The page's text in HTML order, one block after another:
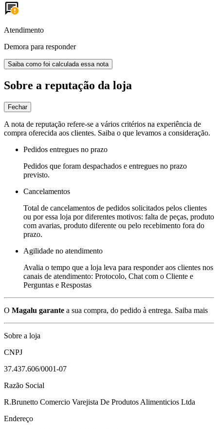
Atendimento
Demora para responder
Saiba como foi calculada essa nota
Sobre a reputação da loja
Fechar
A nota de reputação refere-se a vários critérios na experiência de
compra oferecida aos clientes. Saiba o que levamos a consideração.
Pedidos entregues no prazo
Pedidos que foram despachados e entregues no prazo
previsto.
Cancelamentos
Total de cancelamentos de pedidos solicitados pelos clientes
ou por essa loja por diferentes motivos: falta de peças, produto
com avarias, produto diferente ou pelo recebimento fora do
prazo.
Agilidade no atendimento
Avalia o tempo que a loja leva para responder aos clientes nos
canais de atendimento: Protocolo, Chat com o Cliente e
Perguntas e Respostas
O Magalu garante a sua compra, do pedido à entrega. Saiba mais
Sobre a loja
CNPJ
37.437.606/0001-07
Razão Social
R.Brunetto Comercio Varejista De Produtos Alimenticios Ltda
Endereço